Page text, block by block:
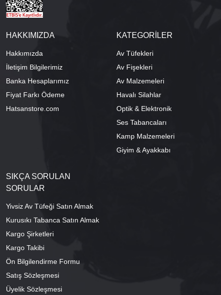
HAKKIMIZDA
Hakkımızda
İletişim Bilgilerimiz
Banka Hesaplarımız
Fiyat Farkı Ödeme
Hatsanstore.com
KATEGORİLER
Av Tüfekleri
Av Fişekleri
Av Malzemeleri
Havalı Silahlar
Optik & Elektronik
Ses Tabancaları
Kamp Malzemeleri
Giyim & Ayakkabı
SIKÇA SORULAN
SORULAR
Yivsiz Av Tüfeği Satın Almak
Kurusıkı Tabanca Satın Almak
Kargo Şirketleri
Kargo Takibi
Ön Bilgilendirme Formu
Satış Sözleşmesi
Üyelik Sözleşmesi